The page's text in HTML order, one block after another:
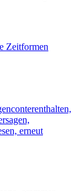
Zeitformen
conterenthalten,
erneut